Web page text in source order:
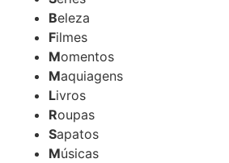
Beleza
Filmes
Momentos
Maquiagens
Livros
Roupas
Sapatos
Músicas